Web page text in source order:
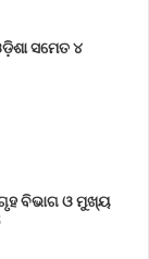
ସମେତ ୪
ବିଭାଗ ଓ ମୁଖ୍ୟ